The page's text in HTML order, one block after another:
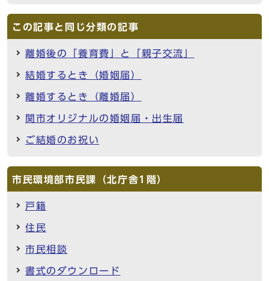
この記事と同じ分類の記事
離婚後の「養育費」と「親子交流」
結婚するとき（婚姻届）
離婚するとき（離婚届）
関市オリジナルの婚姻届・出生届
ご結婚のお祝い
市民環境部市民課（北庁舎1階）
戸籍
住民
市民相談
書式のダウンロード